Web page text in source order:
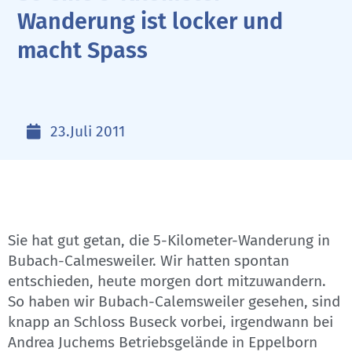
Wanderung ist locker und
macht Spass
23.Juli 2011
Sie hat gut getan, die 5-Kilometer-Wanderung in
Bubach-Calmesweiler. Wir hatten spontan
entschieden, heute morgen dort mitzuwandern.
So haben wir Bubach-Calemsweiler gesehen, sind
knapp an Schloss Buseck vorbei, irgendwann bei
Andrea Juchems Betriebsgelände in Eppelborn